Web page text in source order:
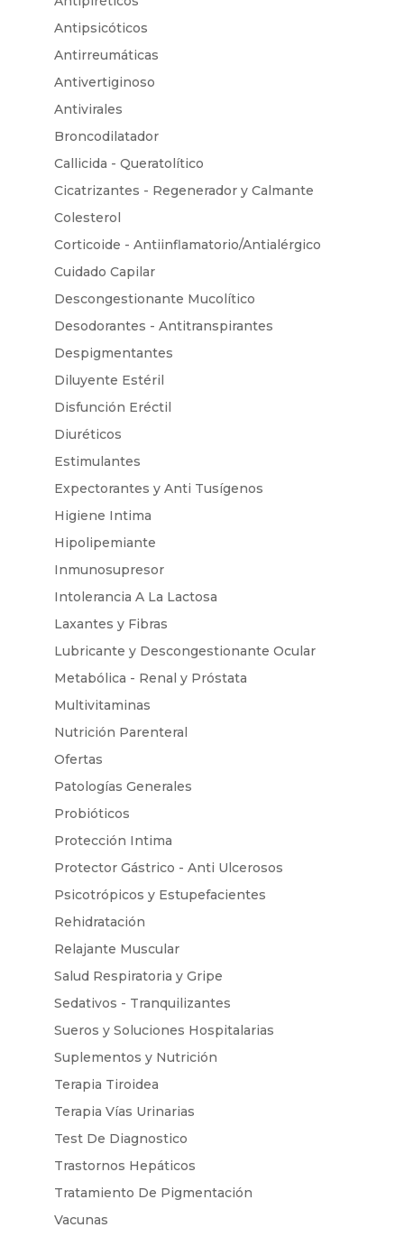
Antipsicóticos
Antirreumáticas
Antivertiginoso
Antivirales
Broncodilatador
Callicida - Queratolítico
Cicatrizantes - Regenerador y Calmante
Colesterol
Corticoide - Antiinflamatorio/Antialérgico
Cuidado Capilar
Descongestionante Mucolítico
Desodorantes - Antitranspirantes
Despigmentantes
Diluyente Estéril
Disfunción Eréctil
Diuréticos
Estimulantes
Expectorantes y Anti Tusígenos
Higiene Intima
Hipolipemiante
Inmunosupresor
Intolerancia A La Lactosa
Laxantes y Fibras
Lubricante y Descongestionante Ocular
Metabólica - Renal y Próstata
Multivitaminas
Nutrición Parenteral
Ofertas
Patologías Generales
Probióticos
Protección Intima
Protector Gástrico - Anti Ulcerosos
Psicotrópicos y Estupefacientes
Rehidratación
Relajante Muscular
Salud Respiratoria y Gripe
Sedativos - Tranquilizantes
Sueros y Soluciones Hospitalarias
Suplementos y Nutrición
Terapia Tiroidea
Terapia Vías Urinarias
Test De Diagnostico
Trastornos Hepáticos
Tratamiento De Pigmentación
Vacunas